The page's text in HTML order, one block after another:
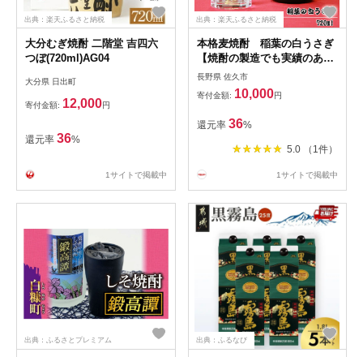
出典：楽天ふるさと納税
大分むぎ焼酎 二階堂 吉四六
つぼ(720ml)AG04
大分県 日出町
寄付金額: 12,000円
還元率 36%
1サイトで掲載中
出典：楽天ふるさと納税
本格麦焼酎 稲葉の白うさぎ
【焼酎の製造でも実績のある
佐久市 千曲錦酒造 日本酒
のような柔らかな味わいと旨
味 本格麦焼酎 原料の麦は
一部焙煎し、香ばしさも加わ
っています 長野県 佐久市 】
長野県 佐久市
寄付金額: 10,000円
還元率 36%
5.0 （1件）
1サイトで掲載中
出典：ふるさとプレミアム 出典：ふるなび